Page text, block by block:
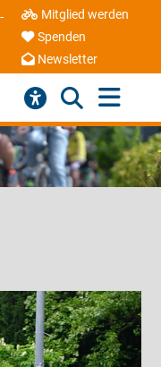
Mitglied werden
Spenden
Newsletter